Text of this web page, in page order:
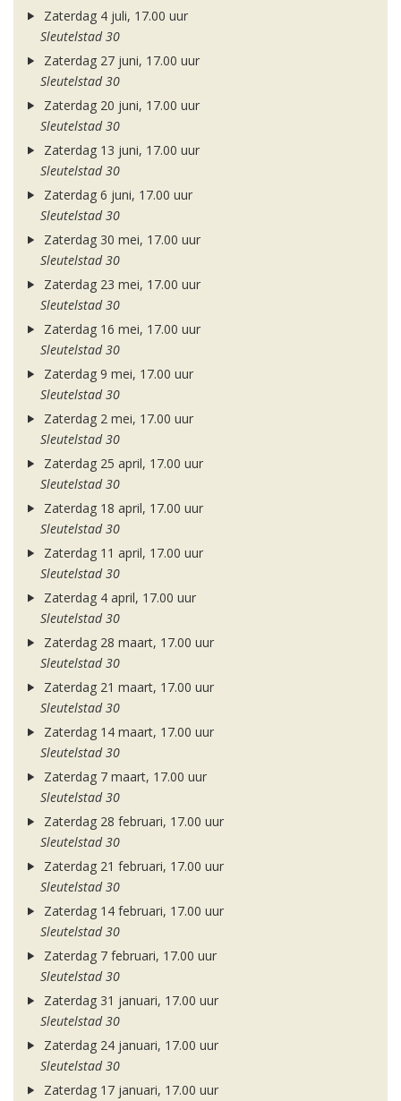
Zaterdag 4 juli, 17.00 uur
Sleutelstad 30
Zaterdag 27 juni, 17.00 uur
Sleutelstad 30
Zaterdag 20 juni, 17.00 uur
Sleutelstad 30
Zaterdag 13 juni, 17.00 uur
Sleutelstad 30
Zaterdag 6 juni, 17.00 uur
Sleutelstad 30
Zaterdag 30 mei, 17.00 uur
Sleutelstad 30
Zaterdag 23 mei, 17.00 uur
Sleutelstad 30
Zaterdag 16 mei, 17.00 uur
Sleutelstad 30
Zaterdag 9 mei, 17.00 uur
Sleutelstad 30
Zaterdag 2 mei, 17.00 uur
Sleutelstad 30
Zaterdag 25 april, 17.00 uur
Sleutelstad 30
Zaterdag 18 april, 17.00 uur
Sleutelstad 30
Zaterdag 11 april, 17.00 uur
Sleutelstad 30
Zaterdag 4 april, 17.00 uur
Sleutelstad 30
Zaterdag 28 maart, 17.00 uur
Sleutelstad 30
Zaterdag 21 maart, 17.00 uur
Sleutelstad 30
Zaterdag 14 maart, 17.00 uur
Sleutelstad 30
Zaterdag 7 maart, 17.00 uur
Sleutelstad 30
Zaterdag 28 februari, 17.00 uur
Sleutelstad 30
Zaterdag 21 februari, 17.00 uur
Sleutelstad 30
Zaterdag 14 februari, 17.00 uur
Sleutelstad 30
Zaterdag 7 februari, 17.00 uur
Sleutelstad 30
Zaterdag 31 januari, 17.00 uur
Sleutelstad 30
Zaterdag 24 januari, 17.00 uur
Sleutelstad 30
Zaterdag 17 januari, 17.00 uur